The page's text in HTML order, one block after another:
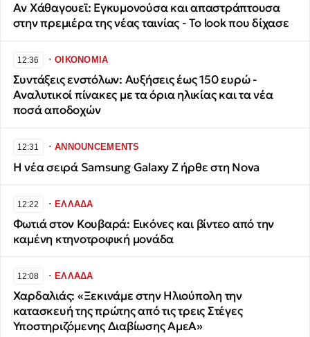
Αν Χάθαγουεϊ: Εγκυμονούσα και απαστράπτουσα
στην πρεμιέρα της νέας ταινίας - Το look που δίχασε
12:36 ∙ΟΙΚΟΝΟΜΙΑ
Συντάξεις ενστόλων: Αυξήσεις έως 150 ευρώ -
Αναλυτικοί πίνακες με τα όρια ηλικίας και τα νέα
ποσά αποδοχών
12:31 ∙ANNOUNCEMENTS
Η νέα σειρά Samsung Galaxy Ζ ήρθε στη Nova
12:22 ∙ΕΛΛΑΔΑ
Φωτιά στον Κουβαρά: Εικόνες και βίντεο από την
καμένη κτηνοτροφική μονάδα
12:08 ∙ΕΛΛΑΔΑ
Χαρδαλιάς: «Ξεκινάμε στην Ηλιούπολη την
κατασκευή της πρώτης από τις τρεις Στέγες
Υποστηριζόμενης Διαβίωσης ΑμεΑ»